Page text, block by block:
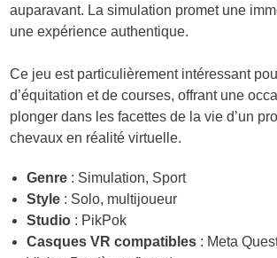
auparavant. La simulation promet une
une expérience authentique.
Ce jeu est particulièrement intéressant
d’équitation et de courses, offrant une
plonger dans les facettes de la vie d’un
chevaux en réalité virtuelle.
Genre : Simulation, Sport
Style : Solo, multijoueur
Studio : PikPok
Casques VR compatibles : Meta